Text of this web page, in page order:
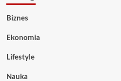
Biznes
Ekonomia
Lifestyle
Nauka